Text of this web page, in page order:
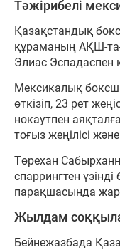
Тәжірибелі
Қазақстандық
құраманың АҚШ-
Элиас Эспадаспен
Мексикалық
өткізіп, 23 рет
нокаутпен
тоғыз жеңілісі
Төрехан
спаррингтен үзінді
парақшасында
Жылдам
Бейнежазбада